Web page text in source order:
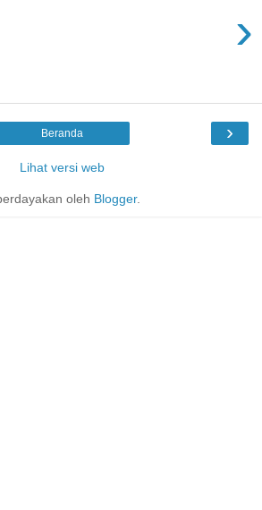
›
›
Beranda
Lihat versi web
oleh Blogger.